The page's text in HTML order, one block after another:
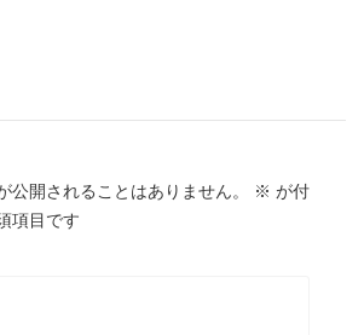
公開されることはありません。 ※ が付
項目です